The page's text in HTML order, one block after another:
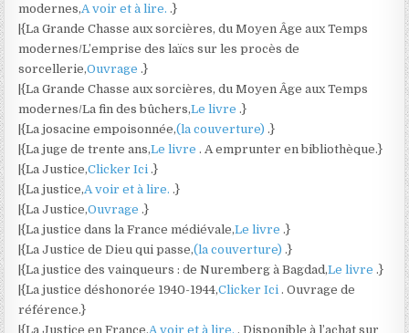
modernes,A voir et à lire. .}
|{La Grande Chasse aux sorcières, du Moyen Âge aux Temps
modernes/L’emprise des laïcs sur les procès de
sorcellerie,Ouvrage .}
|{La Grande Chasse aux sorcières, du Moyen Âge aux Temps
modernes/La fin des bûchers,Le livre .}
|{La josacine empoisonnée,(la couverture) .}
|{La juge de trente ans,Le livre . A emprunter en bibliothèque.}
|{La Justice,Clicker Ici .}
|{La justice,A voir et à lire. .}
|{La Justice,Ouvrage .}
|{La justice dans la France médiévale,Le livre .}
|{La Justice de Dieu qui passe,(la couverture) .}
|{La justice des vainqueurs : de Nuremberg à Bagdad,Le livre .}
|{La justice déshonorée 1940-1944,Clicker Ici . Ouvrage de
référence.}
|{La Justice en France,A voir et à lire. . Disponible à l’achat sur